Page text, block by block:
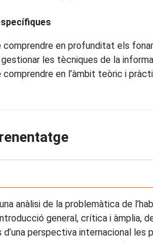
comprendre en profunditat els
les tècniques de la
en l’àmbit teòric i
anàlisi de la problemàtica de
general, crítica i àmplia,
d’una perspectiva internacional